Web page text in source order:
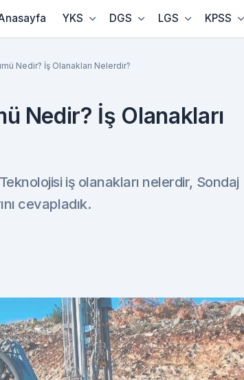
YKS DGS LGS KPSS
Nedir? İş Olanakları Nelerdir?
Nedir? İş Olanakları
iş olanakları nelerdir, Sondaj
cevapladık.